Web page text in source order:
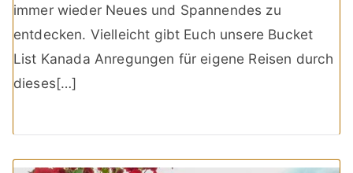
immer wieder Neues und Spannendes zu
entdecken. Vielleicht gibt Euch unsere Bucket
List Kanada Anregungen für eigene Reisen durch
dieses[…]